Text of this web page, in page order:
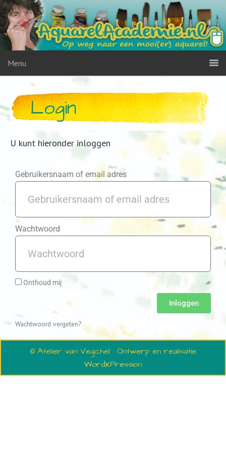
Menu
Login
U kunt hieronder inloggen
Gebruikersnaam of email adres
Wachtwoord
Onthoud mij
Inloggen
Wachtwoord vergeten?
© Atelier van Vegchel · Ontwerp en realisatie
WordXPression